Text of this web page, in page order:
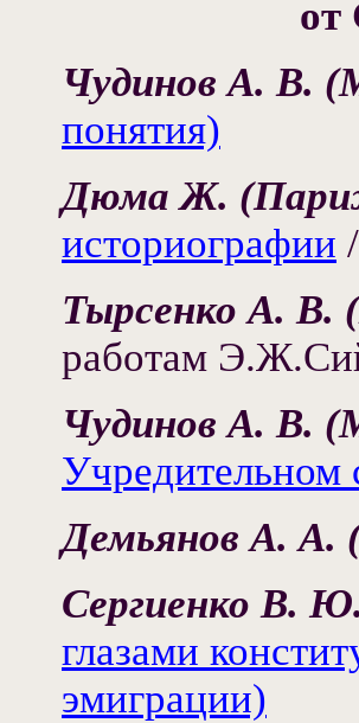
от
Чудинов А. В.
понятия)
Дюма Ж.
историографии
Тырсенко А. В.
работам
Чудинов А. В.
Учредительном
Демьянов А. А.
Сергиенко В.
глазами
эмиграции)